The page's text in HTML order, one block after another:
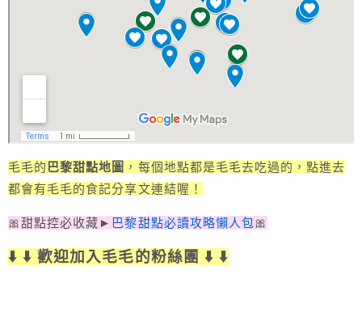
毛毛的 巴黎甜點地圖 ，每個地點都是毛毛去吃過的，點進去
都會有毛毛的食記分享文連結喔！
🎀甜點控必收藏► 巴黎甜點必讀攻略懶人包🎀
⬇️ ⬇️ 歡迎加入毛毛的粉絲團 ⬇️ ⬇️